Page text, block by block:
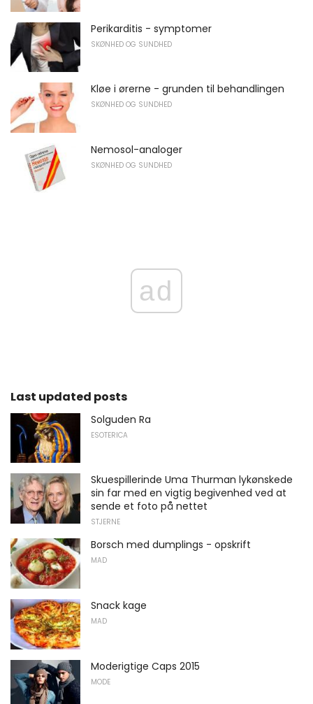
Perikarditis - symptomer
SKØNHED OG SUNDHED
Kløe i ørerne - grunden til behandlingen
SKØNHED OG SUNDHED
Nemosol-analoger
SKØNHED OG SUNDHED
ad
Last updated posts
Solguden Ra
ESOTERICA
Skuespillerinde Uma Thurman lykønskede
sin far med en vigtig begivenhed ved at
sende et foto på nettet
STJERNE
Borsch med dumplings - opskrift
MAD
Snack kage
MAD
Moderigtige Caps 2015
MODE